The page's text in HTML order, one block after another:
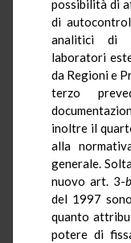
possibilità di
di
analitici di
laboratori
da Regioni e
terzo
inoltre il
alla
generale.
nuovo art. 3-
del 1997
quanto
potere di